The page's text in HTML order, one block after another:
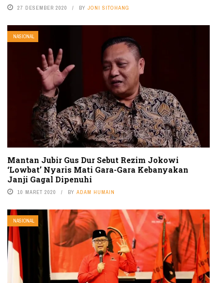
27 DESEMBER 2020 BY JONI SITOHANG
NASIONAL
Mantan Jubir Gus Dur Sebut Rezim Jokowi
‘Lowbat’ Nyaris Mati Gara-Gara Kebanyakan
Janji Gagal Dipenuhi
10 MARET 2020 BY ADAM HUMAIN
NASIONAL